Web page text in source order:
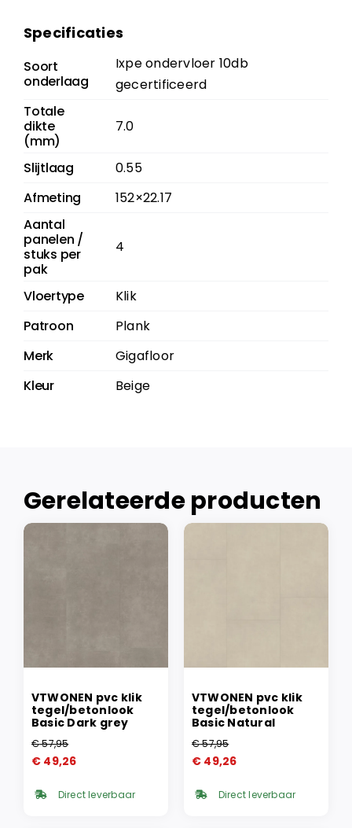
Specificaties
Soort
onderlaag
Ixpe ondervloer 10db
gecertificeerd
Totale
dikte
(mm)
7.0
Slijtlaag
0.55
Afmeting
152×22.17
Aantal
panelen /
stuks per
pak
4
Vloertype
Klik
Patroon
Plank
Merk
Gigafloor
Kleur
Beige
Gerelateerde producten
VTWONEN pvc klik
tegel/betonlook
Basic Dark grey
€57,95
Oorspronkelijke
was:
€ 49,26
Huidige
is: Direct leverbaar
VTWONEN pvc klik
tegel/betonlook
Basic Natural
€57,95
Oorspronkelijke
was:
€ 49,26
Huidige
is: Direct leverbaar